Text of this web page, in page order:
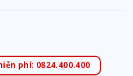
phí: 0824.400.400